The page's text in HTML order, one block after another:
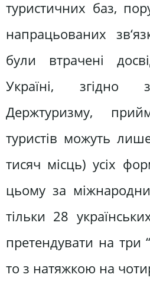
туристичних баз,
напрацьованих
були втрачені
Україні, згідно
Держтуризму,
туристів можуть
тисяч місць) усіх
цьому за
тільки 28
претендувати на три
то з натяжкою на